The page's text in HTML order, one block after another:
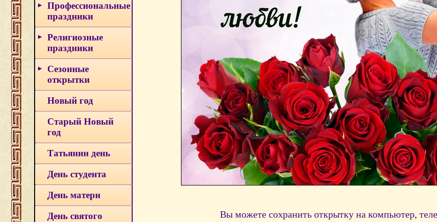
Профессиональные
праздники
Религиозные
праздники
Сезонные
открытки
Новый год
Старый Новый
год
Татьянин день
День студента
День матери
День святого
Вы можете сохранить открытку на компьютер,